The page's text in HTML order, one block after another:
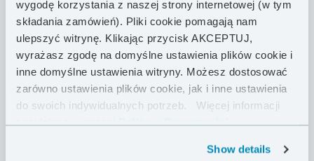
wygodę korzystania z naszej strony internetowej (w tym
składania zamówień). Pliki cookie pomagają nam
ulepszyć witrynę. Klikając przycisk AKCEPTUJ,
wyrażasz zgodę na domyślne ustawienia plików cookie i
inne domyślne ustawienia witryny. Możesz dostosować
zarówno ustawienia plików cookie, jak i inne ustawienia
do swoich indywidualnych potrzeb.
Więcej informacji
znajdziesz w naszejPolityce Prywatności .
Show details
wpływem nacisku hamaka. Taiga 480 będzie również
wygodna podczas snu na materacu. Prosty system
mocujący topquilta do maty opiera się na elastycznej
lince oraz trzech plastikowych regulatorach. Całość
jest łatwa w montażu oraz regulacji.
Wykonany z zaawansowanych materiałów,
wypełniony puchem o wysokiej sprężystości topquilt
Taiga 480 jest niezbędnym elementem zestawu